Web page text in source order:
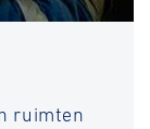
ruimten